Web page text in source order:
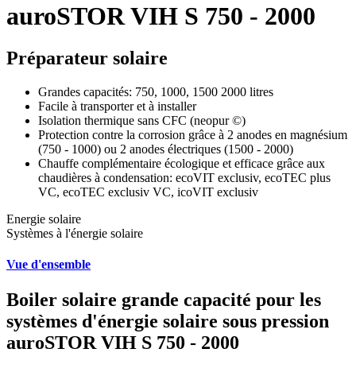
auroSTOR VIH S 750 - 2000
Préparateur solaire
Grandes capacités: 750, 1000, 1500 2000 litres
Facile à transporter et à installer
Isolation thermique sans CFC (neopur ©)
Protection contre la corrosion grâce à 2 anodes en magnésium
(750 - 1000) ou 2 anodes électriques (1500 - 2000)
Chauffe complémentaire écologique et efficace grâce aux
chaudières à condensation: ecoVIT exclusiv, ecoTEC plus
VC, ecoTEC exclusiv VC, icoVIT exclusiv
Energie solaire
Systèmes à l'énergie solaire
Vue d'ensemble
Boiler solaire grande capacité pour les
systèmes d'énergie solaire sous pression
auroSTOR VIH S 750 - 2000